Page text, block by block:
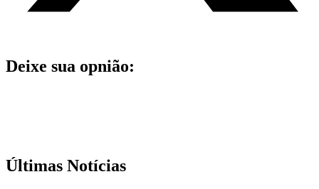
Deixe sua opnião:
Últimas Notícias